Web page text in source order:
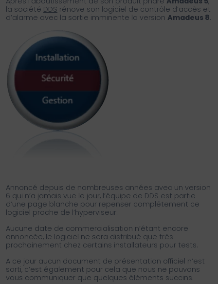
la société DDS rénove son logiciel de contrôle d’accès et
d’alarme avec la sortie imminente la version Amadeus 8.
Annoncé depuis de nombreuses années avec un version
6 qui n’a jamais vue le jour, l’équipe de DDS est partie
d’une page blanche pour repenser complétement ce
logiciel proche de l’hyperviseur.
Aucune date de commercialisation n’étant encore
annoncée, le logiciel ne sera distribué que très
prochainement chez certains installateurs pour tests.
A ce jour aucun document de présentation officiel n’est
sorti, c’est également pour cela que nous ne pouvons
vous communiquer que quelques éléments succins.